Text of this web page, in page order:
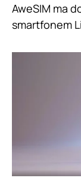
AweSIM ma
smartfonem